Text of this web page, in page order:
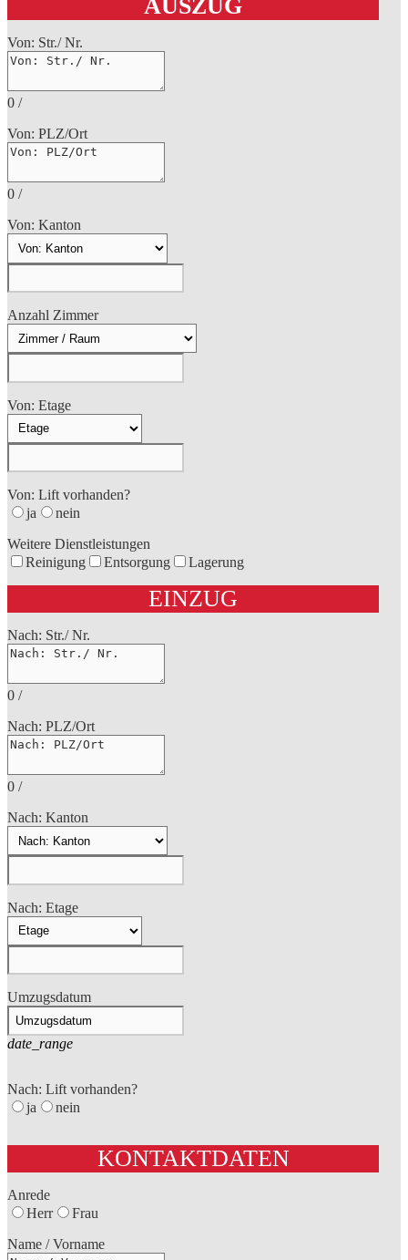
AUSZUG
Von: Str./ Nr.
0 /
Von: PLZ/Ort
0 /
Von: Kanton
Anzahl Zimmer
Von: Etage
Von: Lift vorhanden?
ja
nein
Weitere Dienstleistungen
Reinigung
Entsorgung Lagerung
EINZUG
Nach: Str./ Nr.
0 /
Nach: PLZ/Ort
0 /
Nach: Kanton
Nach: Etage
Umzugsdatum
date_range
Nach: Lift vorhanden?
ja
nein
KONTAKTDATEN
Anrede
Herr
Frau
Name / Vorname